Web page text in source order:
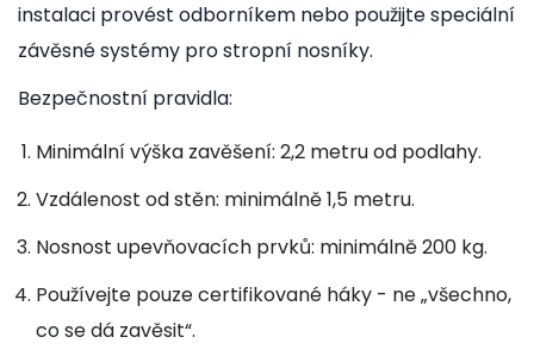
instalaci provést odborníkem nebo použijte speciální
závěsné systémy pro stropní nosníky.
Bezpečnostní pravidla:
Minimální výška zavěšení: 2,2 metru od podlahy.
Vzdálenost od stěn: minimálně 1,5 metru.
Nosnost upevňovacích prvků: minimálně 200 kg.
Používejte pouze certifikované háky - ne „všechno,
co se dá zavěsit“.